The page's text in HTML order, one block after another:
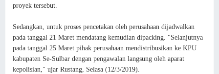
proyek tersebut.
Sedangkan, untuk proses pencetakan oleh perusahaan dijadwalkan
pada tanggal 21 Maret mendatang kemudian dipacking. "Selanjutnya
pada tanggal 25 Maret pihak perusahaan mendistribusikan ke KPU
kabupaten Se-Sulbar dengan pengawalan langsung oleh aparat
kepolisian," ujar Rustang, Selasa (12/3/2019).